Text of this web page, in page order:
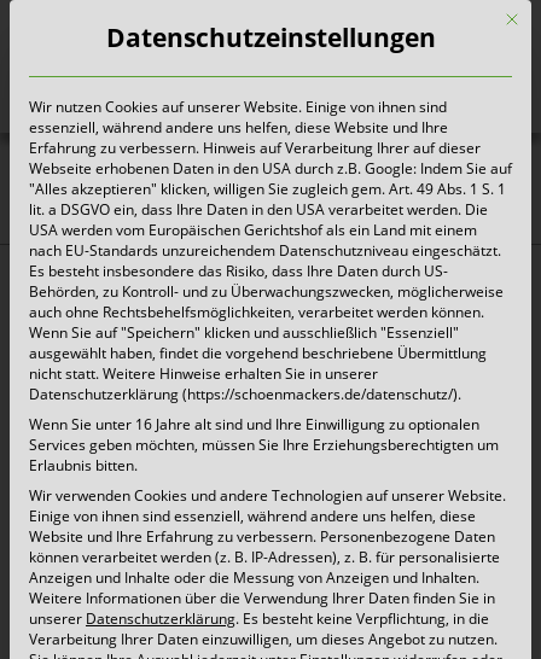
Heute für morgen sorgen
Zusatzinformation –
Schönmackers sammelt
Leichtverpackungen in
Krefeld
Zusatzinformation – Schönmackers sammelt
Leichtverpackungen in Krefeld
Kempen/Krefeld, 18. Dezember 2019– Bis zum
20.12.2019 erfolgt die Auslieferung von rund
40.000 neuen Gelben Tonnen in Krefeld. Sollten
Mit
Datenschutzeinstellungen
Wir nutzen Cookies auf unserer Website. Einige von ihnen sind
essenziell, während andere uns helfen, diese Website und Ihre
Erfahrung zu verbessern. Hinweis auf Verarbeitung Ihrer auf dieser
Webseite erhobenen Daten in den USA durch z.B. Google: Indem Sie auf
"Alles akzeptieren" klicken, willigen Sie zugleich gem. Art. 49 Abs. 1 S. 1
lit. a DSGVO ein, dass Ihre Daten in den USA verarbeitet werden. Die
USA werden vom Europäischen Gerichtshof als ein Land mit einem
nach EU-Standards unzureichendem Datenschutzniveau eingeschätzt.
Es besteht insbesondere das Risiko, dass Ihre Daten durch US-
Behörden, zu Kontroll- und zu Überwachungszwecken, möglicherweise
auch ohne Rechtsbehelfsmöglichkeiten, verarbeitet werden können.
Wenn Sie auf "Speichern" klicken und ausschließlich "Essenziell"
ausgewählt haben, findet die vorgehend beschriebene Übermittlung
nicht statt. Weitere Hinweise erhalten Sie in unserer
Datenschutzerklärung (https://schoenmackers.de/datenschutz/).
Wenn Sie unter 16 Jahre alt sind und Ihre Einwilligung zu optionalen
Services geben möchten, müssen Sie Ihre Erziehungsberechtigten um
Erlaubnis bitten.
Wir verwenden Cookies und andere Technologien auf unserer Website.
Einige von ihnen sind essenziell, während andere uns helfen, diese
Website und Ihre Erfahrung zu verbessern. Personenbezogene Daten
können verarbeitet werden (z. B. IP-Adressen), z. B. für personalisierte
Anzeigen und Inhalte oder die Messung von Anzeigen und Inhalten.
Weitere Informationen über die Verwendung Ihrer Daten finden Sie in
unserer Datenschutzerklärung. Es besteht keine Verpflichtung, in die
Verarbeitung Ihrer Daten einzuwilligen, um dieses Angebot zu nutzen.